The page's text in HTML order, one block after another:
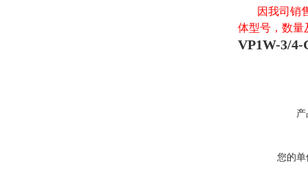
因我司销售
体型号，数量
VP1W-3/
您的